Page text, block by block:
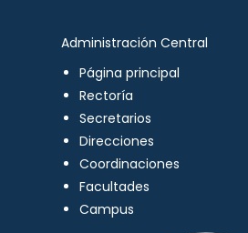
Administración Central
Página principal
Rectoría
Secretarios
Direcciones
Coordinaciones
Facultades
Campus